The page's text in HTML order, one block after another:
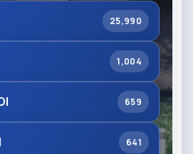
25,990
1,004
659
641